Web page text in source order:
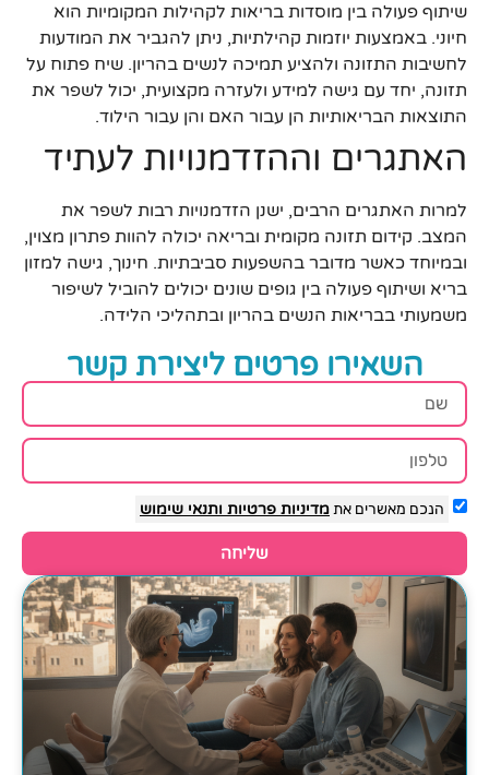
שיתוף פעולה בין מוסדות בריאות לקהילות המקומיות הוא
חיוני. באמצעות יוזמות קהילתיות, ניתן להגביר את המודעות
לחשיבות התזונה ולהציע תמיכה לנשים בהריון. שיח פתוח על
תזונה, יחד עם גישה למידע ולעזרה מקצועית, יכול לשפר את
התוצאות הבריאותיות הן עבור האם והן עבור הילוד.
האתגרים וההזדמנויות לעתיד
למרות האתגרים הרבים, ישנן הזדמנויות רבות לשפר את
המצב. קידום תזונה מקומית ובריאה יכולה להוות פתרון מצוין,
ובמיוחד כאשר מדובר בהשפעות סביבתיות. חינוך, גישה למזון
בריא ושיתוף פעולה בין גופים שונים יכולים להוביל לשיפור
משמעותי בבריאות הנשים בהריון ובתהליכי הלידה.
השאירו פרטים ליצירת קשר
הנכם מאשרים אתמדיניות פרטיות ותנאי שימוש
שליחה